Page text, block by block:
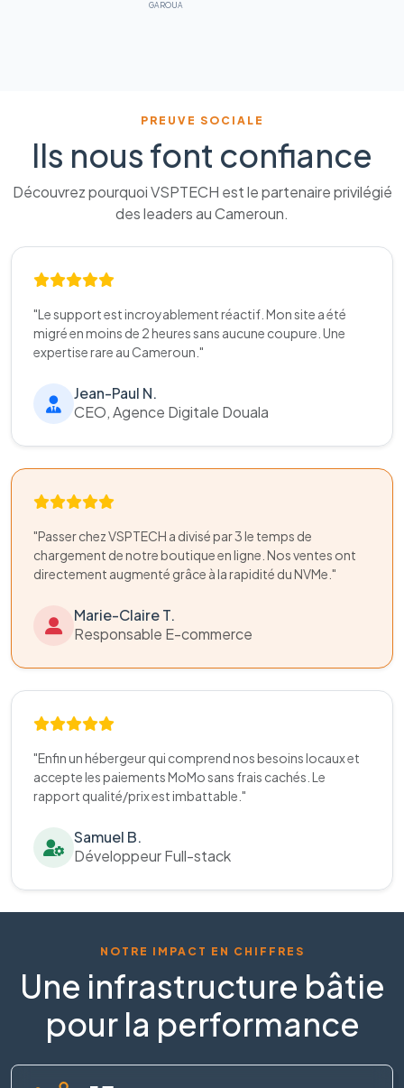
GAROUA
PREUVE SOCIALE
Ils nous font confiance
Découvrez pourquoi VSPTECH est le partenaire privilégié
des leaders au Cameroun.
"Le support est incroyablement réactif. Mon site a été
migré en moins de 2 heures sans aucune coupure. Une
expertise rare au Cameroun."
Jean-Paul N.
CEO, Agence Digitale Douala
"Passer chez VSPTECH a divisé par 3 le temps de
chargement de notre boutique en ligne. Nos ventes ont
directement augmenté grâce à la rapidité du NVMe."
Marie-Claire T.
Responsable E-commerce
"Enfin un hébergeur qui comprend nos besoins locaux et
accepte les paiements MoMo sans frais cachés. Le
rapport qualité/prix est imbattable."
Samuel B.
Développeur Full-stack
NOTRE IMPACT EN CHIFFRES
Une infrastructure bâtie
pour la performance